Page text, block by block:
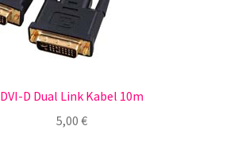
DVI-D Dual Link Kabel 10m
5,00 €